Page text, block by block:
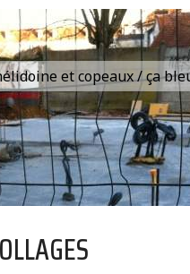
et copeaux / ça